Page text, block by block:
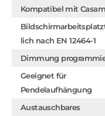
Kompatibel mit
lich nach EN 12464-1
Dimmung
Geeignet für
Pendelaufhängung
Austauschbares